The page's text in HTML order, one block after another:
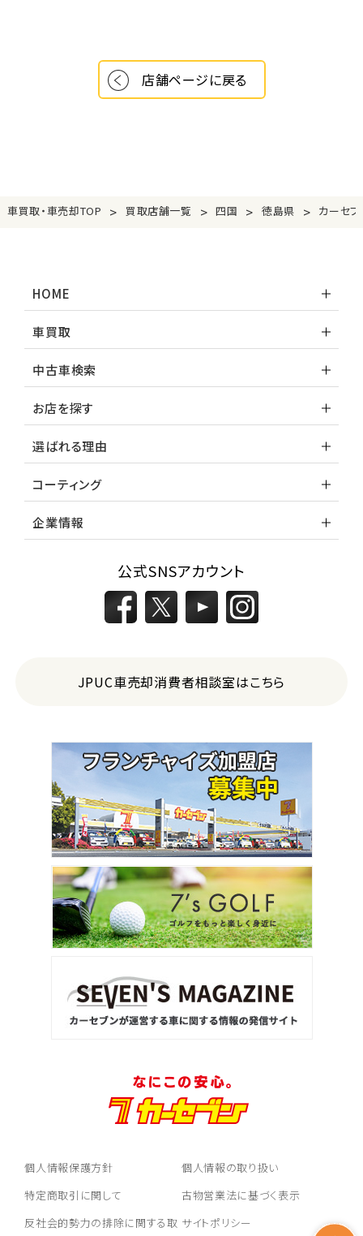
店舗ページに戻る
車買取・車売却TOP > 買取店舗一覧 > 四国 > 徳島県 > カーセ
HOME
車買取
中古車検索
お店を探す
選ばれる理由
コーティング
企業情報
公式SNSアカウント
JPUC車売却消費者相談室はこちら
個人情報保護方針
個人情報の取り扱い
特定商取引に関して
古物営業法に基づく表示
反社会的勢力の排除に関する取 サイトポリシー